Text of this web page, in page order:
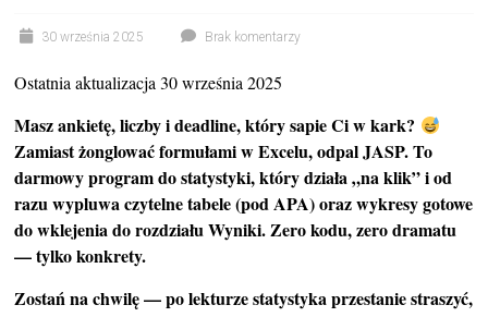
✍
30 września 2025 Brak komentarzy
Ostatnia aktualizacja 30 września 2025
Masz ankietę, liczby i deadline, który sapie Ci w kark?
Zamiast żonglować formułami w Excelu, odpal JASP. To
darmowy program do statystyki, który działa „na klik” i od
razu wypluwa czytelne tabele (pod APA) oraz wykresy gotowe
do wklejenia do rozdziału Wyniki. Zero kodu, zero dramatu
— tylko konkrety.
Zostań na chwilę — po lekturze statystyka przestanie straszyć,